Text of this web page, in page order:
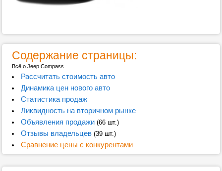
Содержание страницы:
Всё о Jeep Compass
Рассчитать стоимость авто
Динамика цен нового авто
Статистика продаж
Ликвидность на вторичном рынке
Объявления продажи(66 шт.)
Отзывы владельцев(39 шт.)
Сравнение цены с конкурентами